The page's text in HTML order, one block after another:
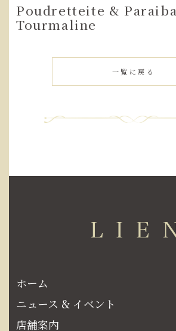
Poudretteite & Paraiba
Tourmaline
一覧に戻る
ホーム
ニュース & イベント
店舗案内